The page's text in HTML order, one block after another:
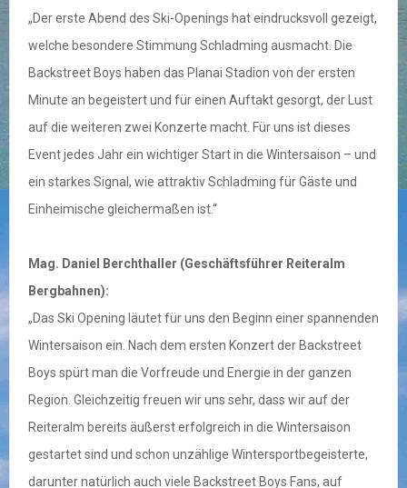
„Der erste Abend des Ski-Openings hat eindrucksvoll gezeigt,
welche besondere Stimmung Schladming ausmacht. Die
Backstreet Boys haben das Planai Stadion von der ersten
Minute an begeistert und für einen Auftakt gesorgt, der Lust
auf die weiteren zwei Konzerte macht. Für uns ist dieses
Event jedes Jahr ein wichtiger Start in die Wintersaison – und
ein starkes Signal, wie attraktiv Schladming für Gäste und
Einheimische gleichermaßen ist.“
Mag. Daniel Berchthaller (Geschäftsführer Reiteralm
Bergbahnen):
„Das Ski Opening läutet für uns den Beginn einer spannenden
Wintersaison ein. Nach dem ersten Konzert der Backstreet
Boys spürt man die Vorfreude und Energie in der ganzen
Region. Gleichzeitig freuen wir uns sehr, dass wir auf der
Reiteralm bereits äußerst erfolgreich in die Wintersaison
gestartet sind und schon unzählige Wintersportbegeisterte,
darunter natürlich auch viele Backstreet Boys Fans, auf